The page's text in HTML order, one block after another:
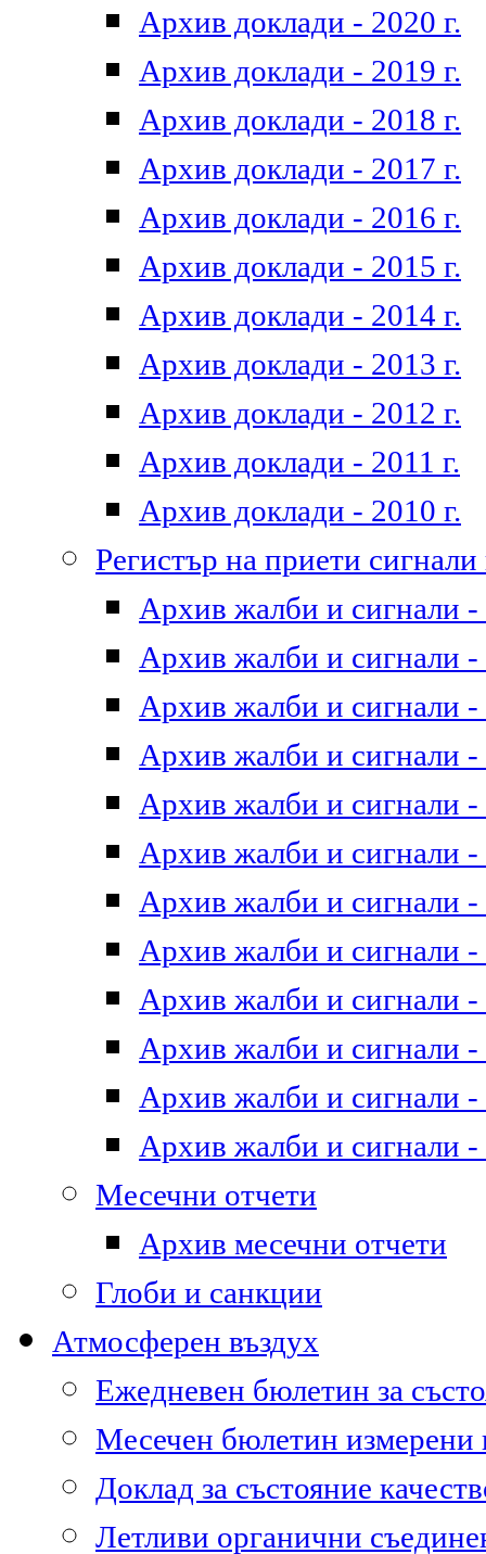
Архив доклади - 2020 г.
Архив доклади - 2019 г.
Архив доклади - 2018 г.
Архив доклади - 2017 г.
Архив доклади - 2016 г.
Архив доклади - 2015 г.
Архив доклади - 2014 г.
Архив доклади - 2013 г.
Архив доклади - 2012 г.
Архив доклади - 2011 г.
Архив доклади - 2010 г.
Регистър на приети
Архив жалби и сигнали -
Архив жалби и сигнали -
Архив жалби и сигнали -
Архив жалби и сигнали -
Архив жалби и сигнали -
Архив жалби и сигнали -
Архив жалби и сигнали -
Архив жалби и сигнали -
Архив жалби и сигнали -
Архив жалби и сигнали -
Архив жалби и сигнали -
Архив жалби и сигнали -
Месечни отчети
Архив месечни отчети
Глоби и санкции
Атмосферен въздух
Ежедневен бюлетин за
Месечен бюлетин
Доклад за състояние
Летливи органични